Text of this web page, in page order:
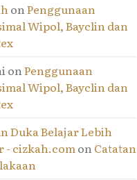
onPenggunaan
Wipol, Bayclin dan
onPenggunaan
Wipol, Bayclin dan
Duka Belajar Lebih
- cizkah.comonCatatan